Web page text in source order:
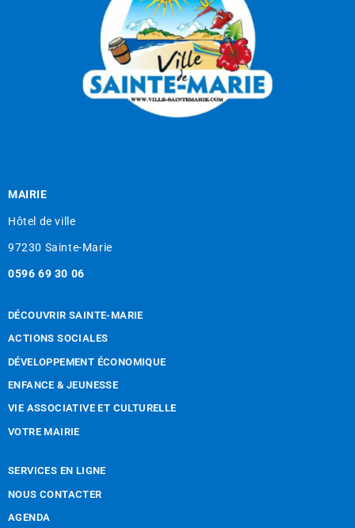
MAIRIE
Hôtel de ville
97230 Sainte-Marie
0596 69 30 06
DÉCOUVRIR SAINTE-MARIE
ACTIONS SOCIALES
DÉVELOPPEMENT ÉCONOMIQUE
ENFANCE & JEUNESSE
VIE ASSOCIATIVE ET CULTURELLE
VOTRE MAIRIE
SERVICES EN LIGNE
NOUS CONTACTER
AGENDA